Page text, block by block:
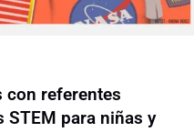
con referentes
para niñas y